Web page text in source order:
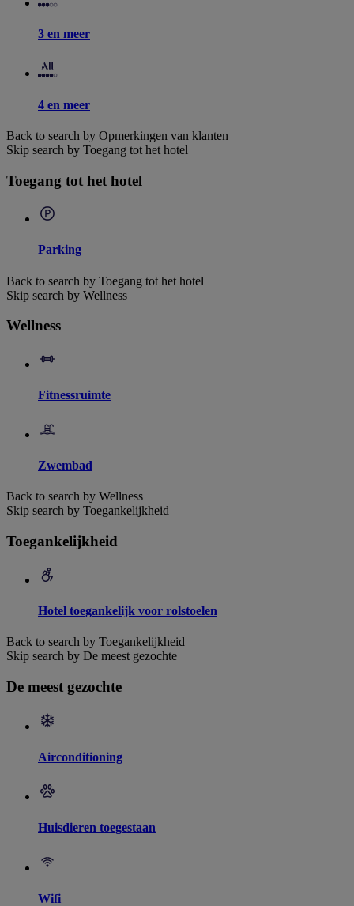
3 en meer
4 en meer
Back to search by Opmerkingen van klanten
Skip search by Toegang tot het hotel
Toegang tot het hotel
Parking
Back to search by Toegang tot het hotel
Skip search by Wellness
Wellness
Fitnessruimte
Zwembad
Back to search by Wellness
Skip search by Toegankelijkheid
Toegankelijkheid
Hotel toegankelijk voor rolstoelen
Back to search by Toegankelijkheid
Skip search by De meest gezochte
De meest gezochte
Airconditioning
Huisdieren toegestaan
Wifi